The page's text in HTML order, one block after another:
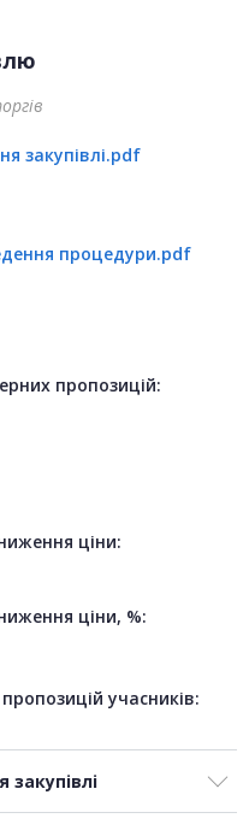
закупівлі.pdf
процедури.pdf
пропозицій:
ціни:
ціни, %:
учасників: